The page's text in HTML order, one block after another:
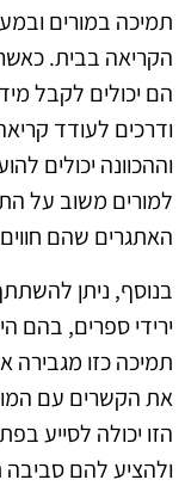
תמיכה במורים
הקריאה בבית.
הם יכולים לקבל
ודרכים לעודד
וההכוונה יכולים
למורים משוב על
האתגרים שהם
בנוסף, ניתן
ירידי ספרים, בהם
תמיכה כזו
את הקשרים עם
הזו יכולה לסייע
ולהציע להם סביבה